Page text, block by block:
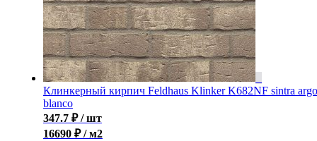
Клинкерный кирпич Feldhaus Klinker K682NF sintra argo
blanco
347.7 ₽ / шт
16690 ₽ / м2